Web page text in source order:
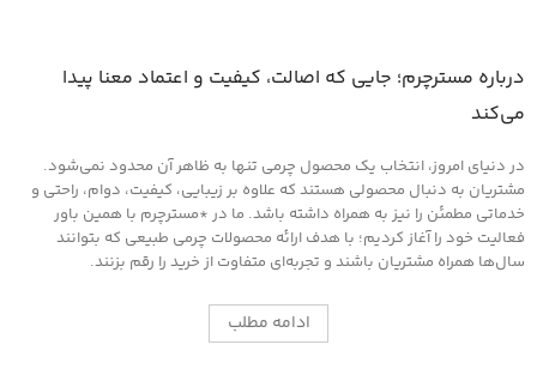
درباره مسترچرم؛ جایی که اصالت، کیفیت و اعتماد معنا پیدا
می‌کند
در دنیای امروز، انتخاب یک محصول چرمی تنها به ظاهر آن محدود نمی‌شود.
مشتریان به دنبال محصولی هستند که علاوه بر زیبایی، کیفیت، دوام، راحتی و
خدماتی مطمئن را نیز به همراه داشته باشد. ما در *مسترچرم با همین باور
فعالیت خود را آغاز کردیم؛ با هدف ارائه محصولات چرمی طبیعی که بتوانند
سال‌ها همراه مشتریان باشند و تجربه‌ای متفاوت از خرید را رقم بزنند.
ادامه مطلب